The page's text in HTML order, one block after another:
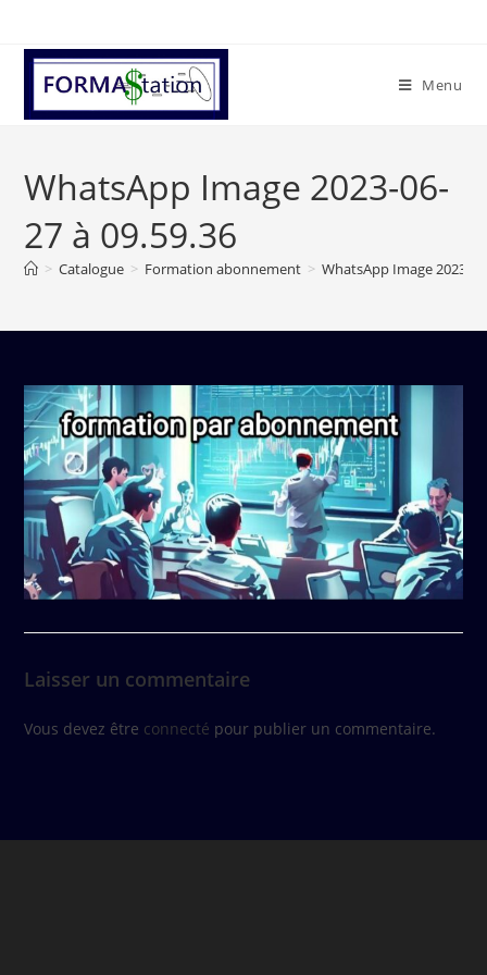
Menu
WhatsApp Image 2023-06-
27 à 09.59.36
> Catalogue > Formation abonnement > WhatsApp Image 2023-
Laisser un commentaire
Vous devez être connecté pour publier un commentaire.